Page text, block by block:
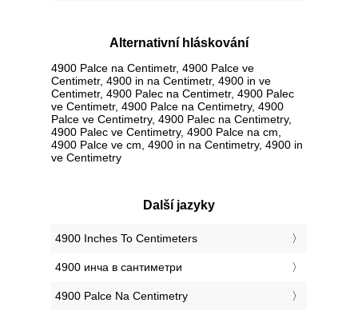
Alternativní hláskování
4900 Palce na Centimetr, 4900 Palce ve
Centimetr, 4900 in na Centimetr, 4900 in ve
Centimetr, 4900 Palec na Centimetr, 4900 Palec
ve Centimetr, 4900 Palce na Centimetry, 4900
Palce ve Centimetry, 4900 Palec na Centimetry,
4900 Palec ve Centimetry, 4900 Palce na cm,
4900 Palce ve cm, 4900 in na Centimetry, 4900 in
ve Centimetry
Další jazyky
‎4900 Inches To Centimeters
‎4900 инча в сантиметри
‎4900 Palce Na Centimetry